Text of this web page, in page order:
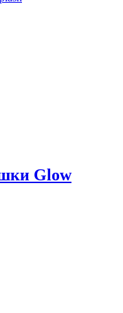
Glow